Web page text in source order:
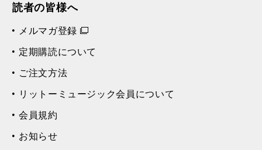
読者の皆様へ
メルマガ登録
定期購読について
ご注文方法
リットーミュージック会員について
会員規約
お知らせ